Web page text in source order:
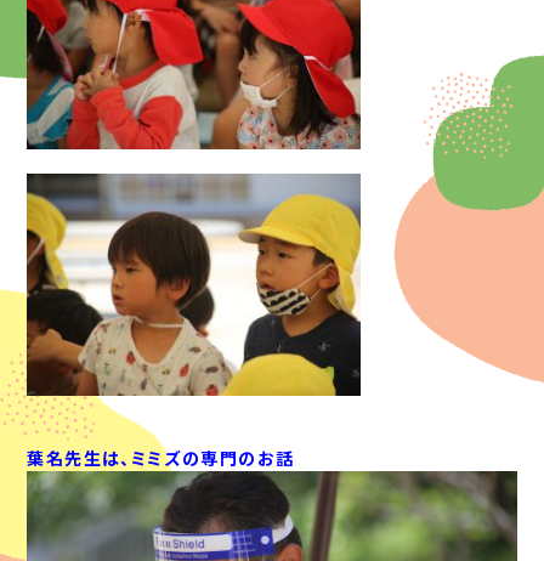
葉名先生は、ミミズの専門のお話